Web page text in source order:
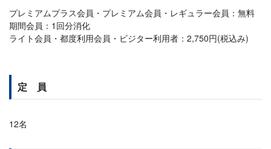
プレミアムプラス会員・プレミアム会員・レギュラー会員：無料
期間会員：1回分消化
ライト会員・都度利用会員・ビジター利用者：2,750円(税込み)
定 員
12名